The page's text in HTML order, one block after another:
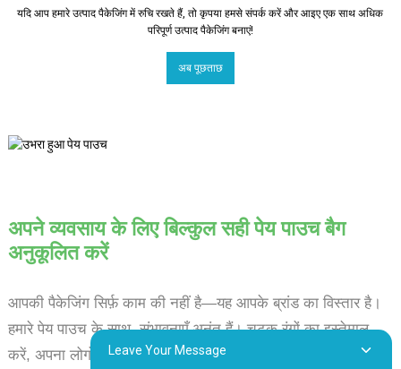
यदि आप हमारे उत्पाद पैकेजिंग में रुचि रखते हैं, तो कृपया हमसे संपर्क करें और आइए एक साथ अधिक
परिपूर्ण उत्पाद पैकेजिंग बनाएं!
अब पूछताछ
अपने व्यवसाय के लिए बिल्कुल सही पेय पाउच बैग
अनुकूलित करें
आपकी पैकेजिंग सिर्फ़ काम की नहीं है—यह आपके ब्रांड का विस्तार है।
हमारे पेय पाउच के साथ, संभावनाएँ अनंत हैं। चटक रंगों का इस्तेमाल
करें, अपना लोगो प्रदर्शित करें, और अपने संदेश को बोल्ड और नए तरीकों
Leave Your Message